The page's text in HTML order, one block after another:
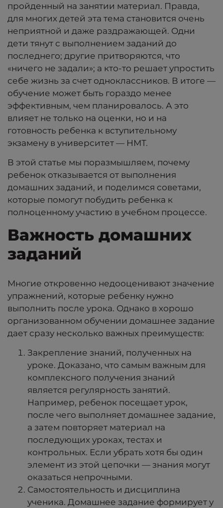
пройденный на занятии материал. Правда,
для многих детей эта тема становится очень
неприятной и даже раздражающей. Одни
дети тянут с выполнением заданий до
последнего; другие притворяются, что
«ничего не задали»; а кто-то решает упростить
себе жизнь за счет одноклассников. В итоге —
обучение может быть гораздо менее
эффективным, чем планировалось. А это
влияет не только на оценки, но и на
готовность ребенка к вступительному
экзамену в университет — НМТ.
В этой статье мы поразмышляем, почему
ребенок отказывается от выполнения
домашних заданий, и поделимся советами,
которые помогут побудить ребенка к
полноценному участию в учебном процессе.
Важность домашних
заданий
Многие откровенно недооценивают значение
упражнений, которые ребенку нужно
выполнить после урока. Однако в хорошо
организованном обучении домашнее задание
дает сразу несколько важных преимуществ:
Закрепление знаний, полученных на
уроке. Доказано, что самым важным для
комплексного получения знаний
является регулярность занятий.
Например, ребенок посещает урок,
после чего выполняет домашнее задание,
а затем повторяет материал на
последующих уроках, тестах и
контрольных. Если убрать хотя бы один
элемент из этой цепочки — знания могут
оказаться непрочными.
Самостоятельность и дисциплина
ученика. Домашнее задание формирует у